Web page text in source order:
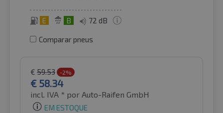
E B 72 dB
Comparar pneus
€ 59.53 -2%
€ 58.34
incl. IVA * por Auto-Raifen GmbH
EM ESTOQUE